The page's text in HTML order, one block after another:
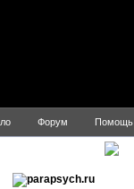
Форум Помощь